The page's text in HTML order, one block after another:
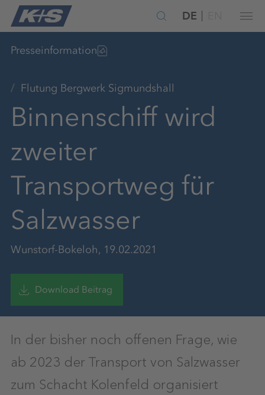
DE
Presseinformation
Flutung Bergwerk Sigmundshall
Binnenschiff wird
zweiter
Transportweg für
Salzwasser
Wunstorf-Bokeloh, 19.02.2021
Download Beitrag
In der bisher noch offenen Frage, wie
ab 2023 der Transport von Salzwasser
zum Schacht Kolenfeld organisiert